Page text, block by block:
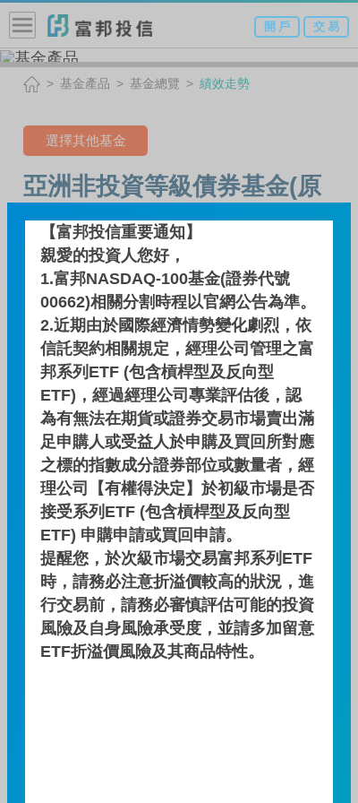
開 戶 交 易
【富邦投信重要通知】
親愛的投資人您好，
1.富邦NASDAQ-100基金(證券代號
00662)相關分割時程以官網公告為準。
2.近期由於國際經濟情勢變化劇烈，依
信託契約相關規定，經理公司管理之富
邦系列ETF (包含槓桿型及反向型
ETF)，經過經理公司專業評估後，認
為有無法在期貨或證券交易市場賣出滿
足申購人或受益人於申購及買回所對應
之標的指數成分證券部位或數量者，經
理公司【有權得決定】於初級市場是否
接受系列ETF (包含槓桿型及反向型
ETF) 申購申請或買回申請。
提醒您，於次級市場交易富邦系列ETF
時，請務必注意折溢價較高的狀況，進
行交易前，請務必審慎評估可能的投資
風險及自身風險承受度，並請多加留意
ETF折溢價風險及其商品特性。
基金產品 基金總覽 績效走勢
選擇其他基金
亞洲非投資等級債券基金(原
名:日盛亞洲非投資等級債券
基金)-NA類型(美元)
(本基金之配息來源可能為本
金)
績效走勢
績效走勢圖
績效區間
期間：2026/03/31 ～ 2026/06/30